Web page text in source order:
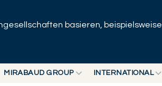
basieren, beispielsweise
MIRABAUD GROUP INTERNATIONAL